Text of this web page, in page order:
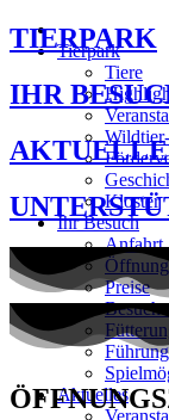
Tierpark
Tiere
Kloster
Ihr Besuch
Anfahrt
Preise
Aktuelles
TIERPARK
IHR